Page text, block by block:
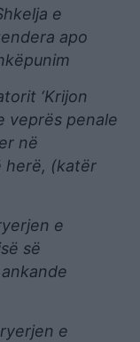
e
apo
‘Krijon
veprës penale
në
herë, (katër
e
së
e